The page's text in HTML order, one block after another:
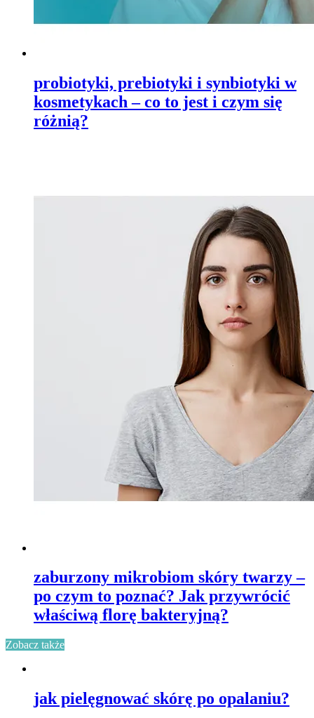
probiotyki, prebiotyki i synbiotyki w
kosmetykach – co to jest i czym się
różnią?
zaburzony mikrobiom skóry twarzy –
po czym to poznać? Jak przywrócić
właściwą florę bakteryjną?
Zobacz także
jak pielęgnować skórę po opalaniu?